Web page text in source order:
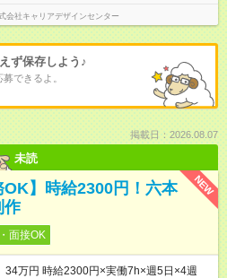
会社キャリアデザインセンター
ず保存しよう♪
できるよ。
掲載日：2026.08.07
未読
NEW
】時給2300円！六本
作
面接OK
万円 時給2300円×実働7h×週5日×4週